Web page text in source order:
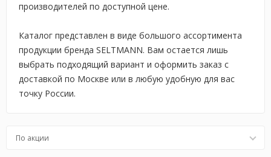
производителей по доступной цене.
Каталог представлен в виде большого ассортимента
продукции бренда SELTMANN. Вам остается лишь
выбрать подходящий вариант и оформить заказ с
доставкой по Москве или в любую удобную для вас
точку России.
По акции